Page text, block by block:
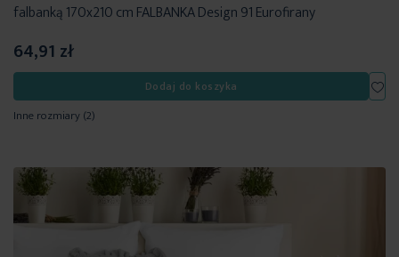
falbanką 170x210 cm FALBANKA Design 91 Eurofirany
64,91 zł
Dodaj do koszyka
Inne rozmiary(2)